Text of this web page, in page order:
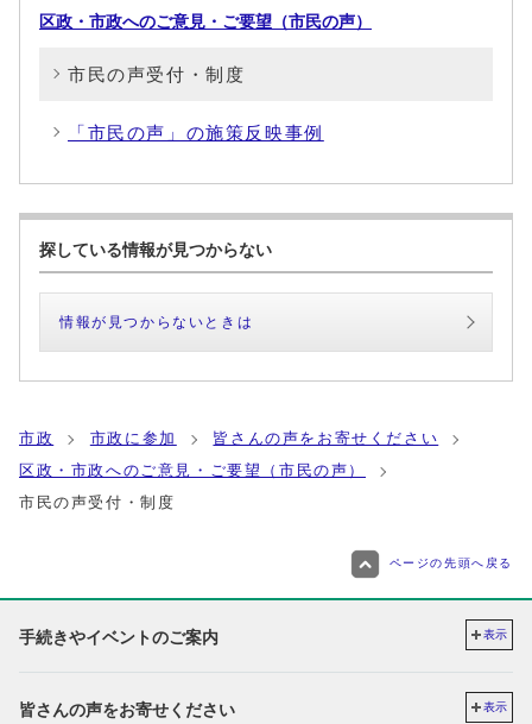
区政・市政へのご意見・ご要望（市民の声）
市民の声受付・制度
「市民の声」の施策反映事例
探している情報が見つからない
情報が見つからないときは
市政 市政に参加
皆さんの声をお寄せください
区政・市政へのご意見・ご要望（市民の声）
市民の声受付・制度
ページの先頭へ戻る
手続きやイベントのご案内 表示
皆さんの声をお寄せください 表示